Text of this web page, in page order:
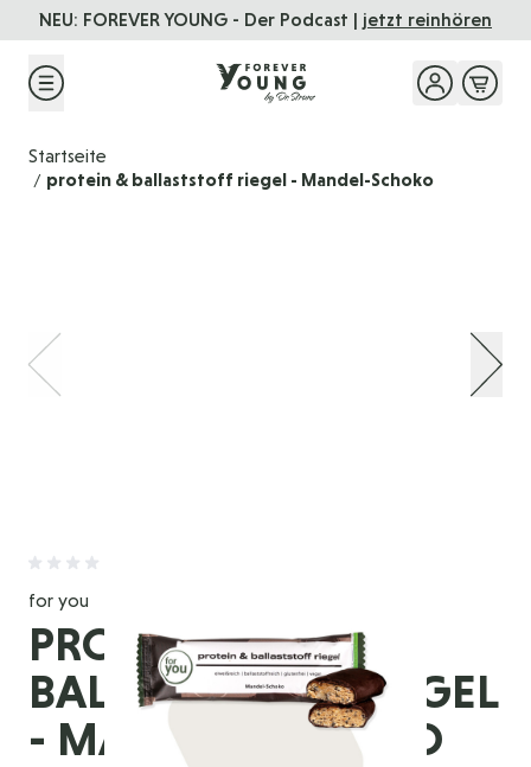
Direkt zum Inhalt
NEU: FOREVER YOUNG - Der Podcast | jetzt reinhören
Startseite
/ protein & ballaststoff riegel - Mandel-Schoko
for you
PROTEIN &
BALLASTSTOFF RIEGEL
- MANDEL-SCHOKO